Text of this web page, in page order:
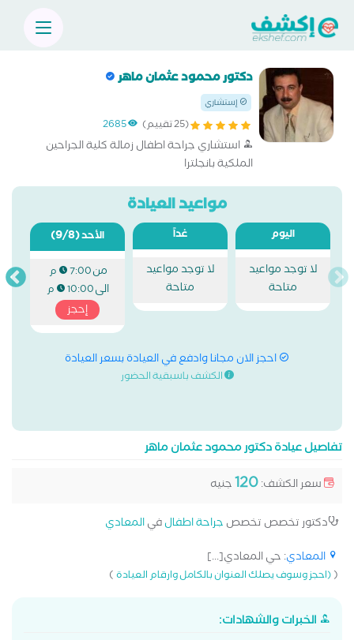
دكتور محمود عثمان ماهر
إستشاري
(25 تقييم) 2685
استشاري جراحة اطفال زمالة كلية الجراحين
الملكية بانجلترا
مواعيد العيادة
اليوم
لا توجد مواعيد
متاحة
غداً
لا توجد مواعيد
متاحة
الأحد(9/8)
من7:00 م
الى10:00 م
إحجز
احجز الان مجانا وادفع في العيادة بسعر العيادة
الكشف باسبقية الحضور
تفاصيل عيادة دكتور محمود عثمان ماهر
سعر الكشف:120جنيه
دكتور تخصص تخصص جراحة اطفالفيالمعادي
المعادي: حي المعادي[...]
((احجز وسوف يصلك العنوان بالكامل وارقام العيادة)
الخبرات والشهادات: